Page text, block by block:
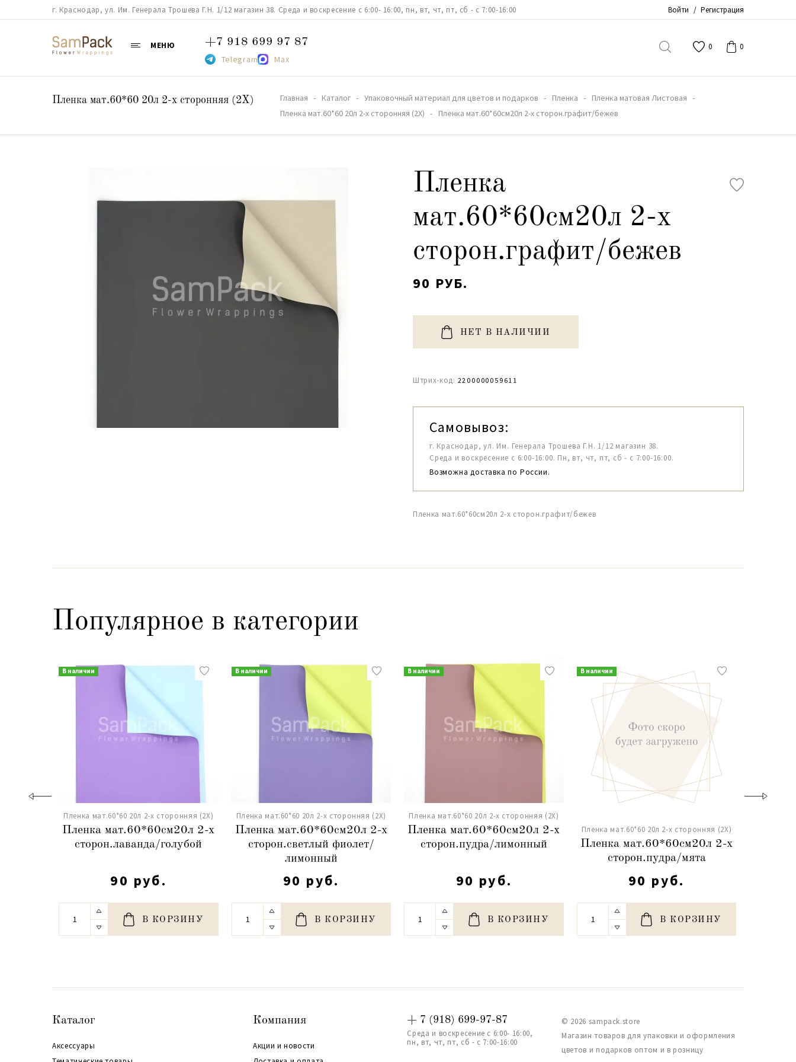
г. Краснодар, ул. Им. Генерала Трошева Г.Н. 1/12 магазин 38. Среда и воскресение с 6:00- 16:00, пн, вт, чт, пт, сб - с 7:00-16:00 Войти / Регистрация
МЕНЮ +7 918 699 97 87
Telegram Max
0 0
Пленка мат.60*60 20л 2-х сторонняя (2X) Главная Каталог Упаковочный материал для цветов и подарков Пленка
Пленка матовая Листовая
Пленка мат.60*60 20л 2-х сторонняя (2X)
Пленка мат.60*60см20л 2-х сторон.графит/бежев
Пленка
мат.60*60см20л 2-х
сторон.графит/бежев
90 РУБ.
НЕТ В НАЛИЧИИ
Штрих-код: 2200000059611
Самовывоз:
г. Краснодар, ул. Им. Генерала Трошева Г.Н. 1/12 магазин 38.
Среда и воскресение с 6:00-16:00. Пн, вт, чт, пт, сб - с 7:00-16:00.
Возможна доставка по России.
Пленка мат.60*60см20л 2-х сторон.графит/бежев
Популярное в категории
В наличии
Пленка мат.60*60 20л 2-х сторонняя (2X)
Пленка мат.60*60см20л 2-х
сторон.лаванда/голубой
90 руб.
В КОРЗИНУ
В наличии
Пленка мат.60*60 20л 2-х сторонняя (2X)
Пленка мат.60*60см20л 2-х
сторон.светлый фиолет/
лимонный
90 руб.
В КОРЗИНУ
В наличии
Пленка мат.60*60 20л 2-х сторонняя (2X)
Пленка мат.60*60см20л 2-х
сторон.пудра/лимонный
90 руб.
В КОРЗИНУ
В наличии
Пленка мат.60*60 20л 2-х сторонняя (2X)
Пленка мат.60*60см20л 2-х
сторон.пудра/мята
90 руб.
В КОРЗИНУ
Каталог
Аксессуары
Компания
Акции и новости
+ 7 (918) 699-97-87
Среда и воскресение с 6:00- 16:00,
пн, вт, чт, пт, сб - с 7:00-16:00
© 2026 sampack.store
Магазин товаров для упаковки и оформления
цветов и подарков оптом и в розницу